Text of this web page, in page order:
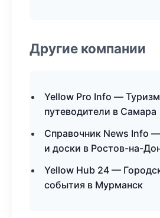
Другие компании
Yellow Pro Info —
путеводители в Самара
Справочник News Info
и доски в Ростов-на-
Yellow Hub 24 —
события в Мурманск